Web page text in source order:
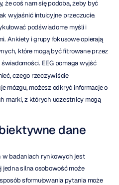
że coś nam się podoba, żeby być
wyjaśnić intuicyjne przeczucie.
podświadome myśli i
Ankiety i grupy fokusowe opierają
które mogą być filtrowane przez
EEG pomaga wyjść
czego rzeczywiście
mózgu, możesz odkryć informacje o
marki, z których uczestnicy mogą
dane
badaniach rynkowych jest
silna osobowość może
sformułowania pytania może